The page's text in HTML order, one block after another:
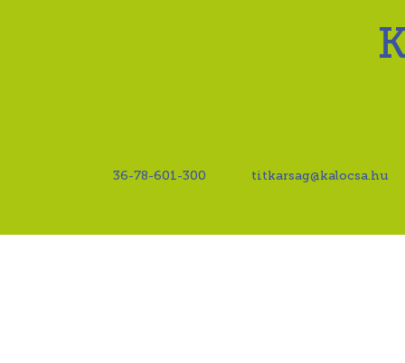
36-78-601-300 titkarsag@kalocsa.hu